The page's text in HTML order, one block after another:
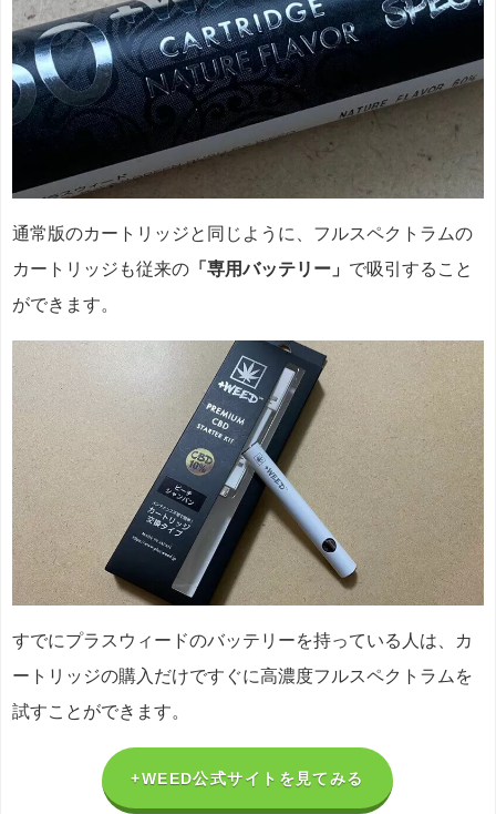
通常版のカートリッジと同じように、フルスペクトラムの
カートリッジも従来の 「専用バッテリー」 で吸引すること
ができます。
すでにプラスウィードのバッテリーを持っている人は、カ
ートリッジの購入だけですぐに高濃度フルスペクトラムを
試すことができます。
+WEED公式サイトを見てみる